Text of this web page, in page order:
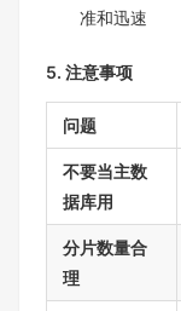
准和迅速
5. 注意事项
问题
不要当主数
据库用
分片数量合
理